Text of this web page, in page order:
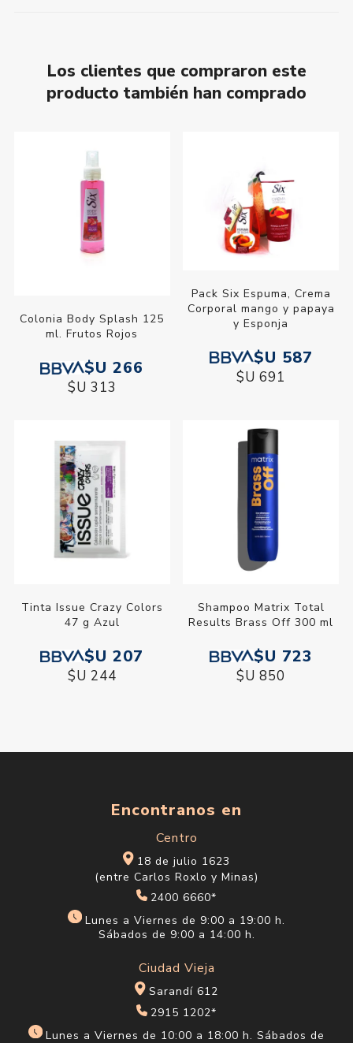
Los clientes que compraron este
producto también han comprado
Colonia Body Splash 125
ml. Frutos Rojos
$U 266
$U 313
Pack Six Espuma, Crema
Corporal mango y papaya
y Esponja
$U 587
$U 691
Tinta Issue Crazy Colors
47 g Azul
$U 207
$U 244
Shampoo Matrix Total
Results Brass Off 300 ml
$U 723
$U 850
Encontranos en
Centro
18 de julio 1623
(entre Carlos Roxlo y Minas)
2400 6660*
Lunes a Viernes de 9:00 a 19:00 h.
Sábados de 9:00 a 14:00 h.
Ciudad Vieja
Sarandí 612
2915 1202*
Lunes a Viernes de 10:00 a 18:00 h. Sábados de